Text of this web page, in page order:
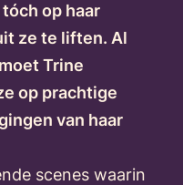
op haar
ze te liften. Al
Trine
op prachtige
van haar
scenes waarin